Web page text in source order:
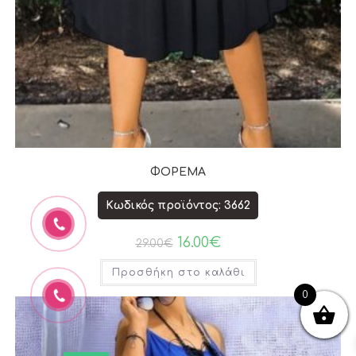
ΦΟΡΕΜΑ
Κωδικός προϊόντος: 3662
29.00€ 16.00€
Προσθήκη στο καλάθι
0